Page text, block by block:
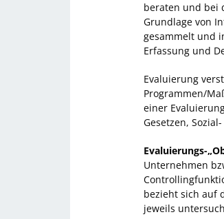
beraten und bei
Grundlage von
gesammelt und
Erfassung und
Evaluierung
Programmen/
einer
Gesetzen,
Evaluierungs-
Unternehmen
bezieht sich auf
jeweils